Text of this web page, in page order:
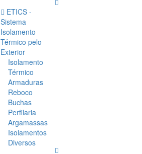
ETICS -
Sistema
Isolamento
Térmico pelo
Exterior
Isolamento
Térmico
Armaduras
Reboco
Buchas
Perfilaria
Argamassas
Isolamentos
Diversos